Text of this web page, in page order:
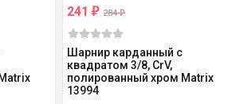
241₽ 284₽
Шарнир карданный с
квадратом 3/8, CrV,
полированный хром Matrix
13994